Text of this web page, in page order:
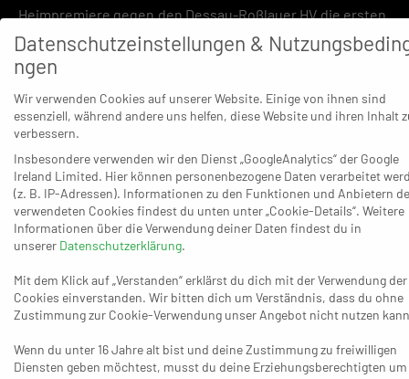
Heimpremiere gegen den Dessau-Roßlauer HV die ersten
Punkte aufs Konto zu überweisen. Es gab jedoch – wieder
mit Hüter und weiter ohne Juzbasic – am 4. September
Inzwischen steht damit fest, dass die Dormagener aus
dem zweiten Anlauf in eigener Halle am Samstag
vorsichtshalber etwas Zählbares behalten sollten. Es
kommt schließlich der am Tabellenende liegende
Aufsteiger HSG Konstanz der in den beiden bisherigen
Auftritten trotz aller Leidenschaft noch keine echte
Klassentauglichkeit nachweisen konnte – 22:34 beim
HSC Coburg, 23:31 gegen den Mit-Aufsteiger VfL
Potsdam.
diesen Ergebnissen zu messen. „Sie haben eine sehr
Datenschutzeinstellungen &
ngen
Wir verwenden Cookies auf unserer Website. Einige von ihnen sind
essenziell, während andere uns helfen, diese Website und ihren Inhalt
verbessern.
Insbesondere verwenden wir den Dienst „GoogleAnalytics“ der Google
Ireland Limited. Hier können personenbezogene Daten verarbeitet
(z. B. IP-Adressen). Informationen zu den Funktionen und Anbietern
verwendeten Cookies findest du unten unter „Cookie-Details“. Weitere
Informationen über die Verwendung deiner Daten findest du in
unserer Datenschutzerklärung.
Mit dem Klick auf „Verstanden“ erklärst du dich mit der Verwendung der
Cookies einverstanden. Wir bitten dich um Verständnis, dass du ohne
Zustimmung zur Cookie-Verwendung unser Angebot nicht nutzen
Wenn du unter 16 Jahre alt bist und deine Zustimmung zu freiwilligen
Diensten geben möchtest, musst du deine Erziehungsberechtigten um